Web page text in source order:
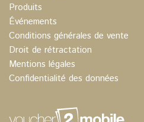
Produits
Événements
Conditions générales de vente
Droit de rétractation
Mentions légales
Confidentialité des données